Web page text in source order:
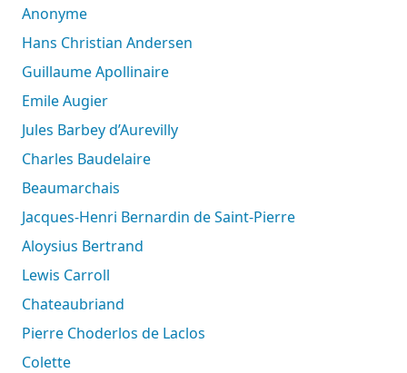
Anonyme
Hans Christian Andersen
Guillaume Apollinaire
Emile Augier
Jules Barbey d’Aurevilly
Charles Baudelaire
Beaumarchais
Jacques-Henri Bernardin de Saint-Pierre
Aloysius Bertrand
Lewis Carroll
Chateaubriand
Pierre Choderlos de Laclos
Colette